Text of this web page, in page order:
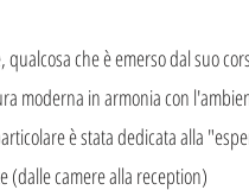
che è emerso dal suo
moderna in armonia con
è stata dedicata alla
(dalle camere alla reception)